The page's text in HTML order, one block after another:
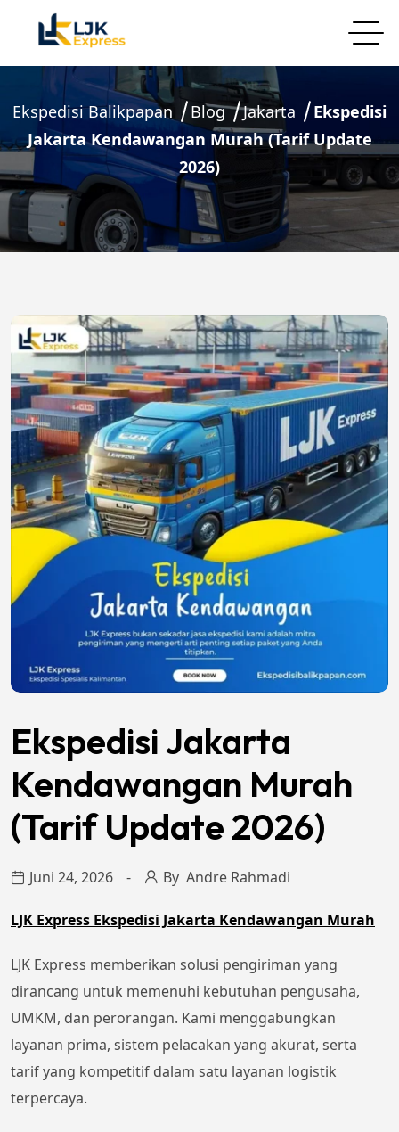
Ekspedisi Balikpapan Blog Jakarta
Ekspedisi
Jakarta Kendawangan Murah (Tarif Update
2026)
Ekspedisi Jakarta
Kendawangan Murah
(Tarif Update 2026)
Juni 24, 2026 By Andre Rahmadi
LJK Express Ekspedisi Jakarta Kendawangan Murah
LJK Express memberikan solusi pengiriman yang
dirancang untuk memenuhi kebutuhan pengusaha,
UMKM, dan perorangan. Kami menggabungkan
layanan prima, sistem pelacakan yang akurat, serta
tarif yang kompetitif dalam satu layanan logistik
terpercaya.